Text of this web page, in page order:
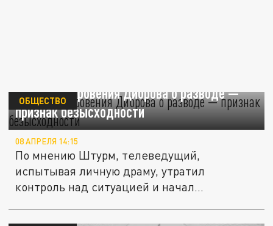
Штурм: откровения Диброва о разводе —
признак безысходности
ОБЩЕСТВО
08 АПРЕЛЯ 14:15
По мнению Штурм, телеведущий,
испытывая личную драму, утратил
контроль над ситуацией и начал